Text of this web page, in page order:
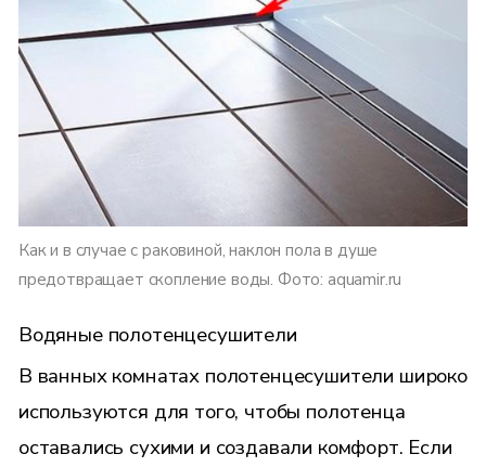
Как и в случае с раковиной, наклон пола в душе
предотвращает скопление воды. Фото: aquamir.ru
Водяные полотенцесушители
В ванных комнатах полотенцесушители широко
используются для того, чтобы полотенца
оставались сухими и создавали комфорт. Если